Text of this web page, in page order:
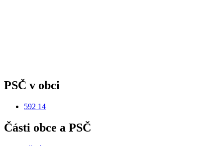
PSČ v obci
592 14
Části obce a PSČ